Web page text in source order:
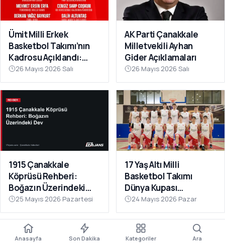
Ümit Milli Erkek
Basketbol Takımı’nın
Kadrosu Açıklandı:
Kamp Çanakkale’de
Başlıyor
26 Mayıs 2026 Salı
AK Parti Çanakkale
Milletvekili Ayhan
Gider Açıklamaları
26 Mayıs 2026 Salı
1915 Çanakkale
Köprüsü Rehberi:
Boğazın Üzerindeki
Dev25 Mayıs 2026 Pazartesi
17 Yaş Altı Milli
Basketbol Takımı
Dünya Kupası
Hazırlıklarına
Çanakkale’de Başladı
24 Mayıs 2026 Pazar
Anasayfa Son Dakika Kategoriler Ara